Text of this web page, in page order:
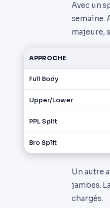
Avec un
semaine.
majeure,
APPROCHE
Full Body
Upper/Lower
PPL Split
Bro Split
Un autre
jambes.
chargés.